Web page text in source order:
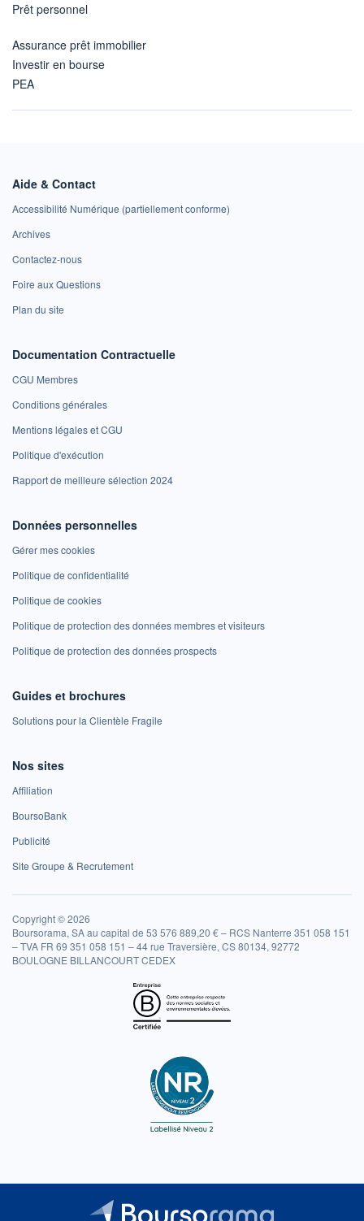
Prêt personnel
Assurance prêt immobilier
Investir en bourse
PEA
Aide & Contact
Accessibilité Numérique (partiellement conforme)
Archives
Contactez-nous
Foire aux Questions
Plan du site
Documentation Contractuelle
CGU Membres
Conditions générales
Mentions légales et CGU
Politique d'exécution
Rapport de meilleure sélection 2024
Données personnelles
Gérer mes cookies
Politique de confidentialité
Politique de cookies
Politique de protection des données membres et visiteurs
Politique de protection des données prospects
Guides et brochures
Solutions pour la Clientèle Fragile
Nos sites
Affiliation
BoursoBank
Publicité
Site Groupe & Recrutement
Copyright © 2026
Boursorama, SA au capital de 53 576 889,20 € – RCS Nanterre 351 058 151
– TVA FR 69 351 058 151 – 44 rue Traversière, CS 80134, 92772
BOULOGNE BILLANCOURT CEDEX